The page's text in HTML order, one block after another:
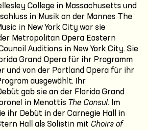
College in Massachusetts und
in Musik an der Mannes The
in New York City war sie
Metropolitan Opera Eastern
Auditions in New York City. Sie
Grand Opera für ihr Programm
und von der Portland Opera für ihr
ausgewählt. Ihr
gab sie an der Florida Grand
in Menottis The Consul. Im
ihr Debüt in der Carnegie Hall in
Hall als Solistin mit Choirs of